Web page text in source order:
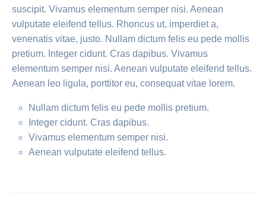
suscipit. Vivamus elementum semper nisi. Aenean
vulputate eleifend tellus. Rhoncus ut, imperdiet a,
venenatis vitae, justo. Nullam dictum felis eu pede mollis
pretium. Integer cidunt. Cras dapibus. Vivamus
elementum semper nisi. Aenean vulputate eleifend tellus.
Aenean leo ligula, porttitor eu, consequat vitae lorem.
Nullam dictum felis eu pede mollis pretium.
Integer cidunt. Cras dapibus.
Vivamus elementum semper nisi.
Aenean vulputate eleifend tellus.